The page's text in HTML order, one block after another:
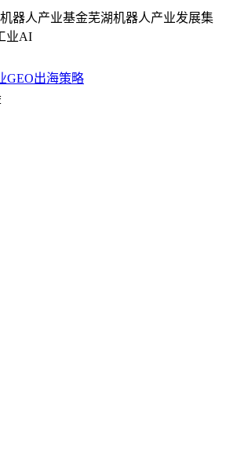
器人产业基金芜湖机器人产业发展集
业AI
GEO出海策略